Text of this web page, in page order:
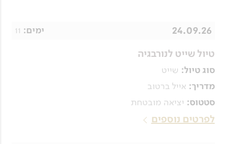
טיול שייט לנורבגיה
סוג טיול: שייט
24.09.26 ימים: 11
מדריך: אייל ברטוב
סטטוס: יציאה מובטחת
לפרטים נוספים